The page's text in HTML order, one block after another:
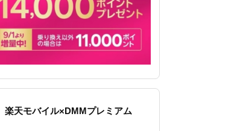
楽天モバイル×DMMプレミアム